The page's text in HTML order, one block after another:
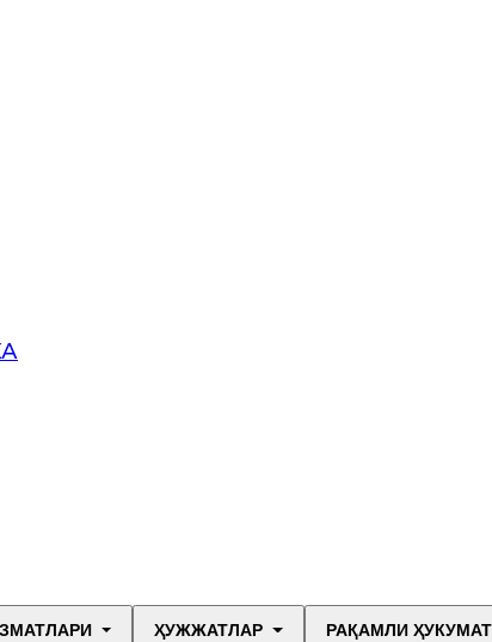
ҲУЖЖАТЛАР РАҚАМЛИ ҲУКУМАТ